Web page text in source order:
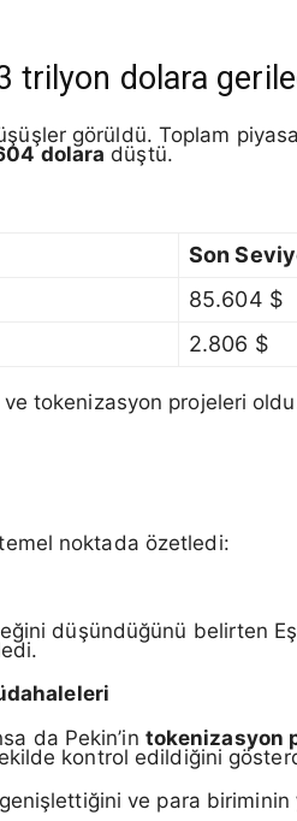
trilyon dolara
görüldü. Toplam
dolara düştü.
Son
85.604 $
2.806 $
ve tokenizasyon projeleri
temel noktada özetledi:
düşündüğünü belirten
da Pekin’in tokenizasyon
kontrol edildiğini
genişlettiğini ve para biriminin